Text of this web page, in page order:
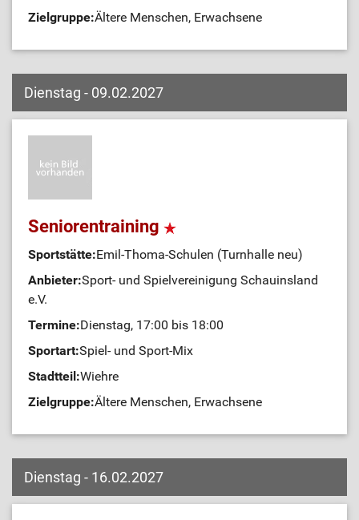
Zielgruppe:Ältere Menschen, Erwachsene
Dienstag - 09.02.2027
Seniorentraining
Sportstätte:Emil-Thoma-Schulen (Turnhalle neu)
Anbieter:Sport- und Spielvereinigung Schauinsland
e.V.
Termine:Dienstag, 17:00 bis 18:00
Sportart:Spiel- und Sport-Mix
Stadtteil:Wiehre
Zielgruppe:Ältere Menschen, Erwachsene
Dienstag - 16.02.2027